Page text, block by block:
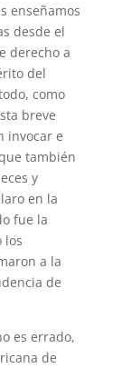
enseñamos
desde el
derecho a
del
como
breve
invocar e
también
y
en la
fue la
los
a la
de
es errado,
de